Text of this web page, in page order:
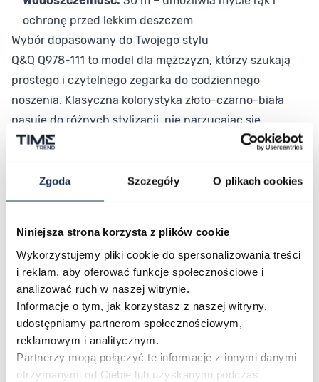
Zgoda Szczegóły O plikach cookies
Niniejsza strona korzysta z plików cookie
Wykorzystujemy pliki cookie do spersonalizowania treści
i reklam, aby oferować funkcje społecznościowe i
analizować ruch w naszej witrynie.
Informacje o tym, jak korzystasz z naszej witryny,
udostępniamy partnerom społecznościowym,
reklamowym i analitycznym.
Partnerzy mogą połączyć te informacje z innymi danymi
otrzymanymi od Ciebie lub uzyskanymi podczas
ochronę przed lekkim deszczem
Wybór dopasowany do Twojego stylu
Q&Q Q978-111 to model dla mężczyzn, którzy szukają
prostego i czytelnego zegarka do codziennego
noszenia. Klasyczna kolorystyka złoto-czarno-biała
pasuje do różnych stylizacji, nie narzucając się
charakterem. Zegarek nie wymaga szczególnej obsługi
towarzyszem każdego dnia.
Połączenie stylu i funkcjonalności
prostotę i niezawodność w przystępnej cenie. Wybierz
model, który łączy klasyczny design z praktycznym
działaniem i sprawdzi się w codziennym użytkowaniu.
Parametry
O marce